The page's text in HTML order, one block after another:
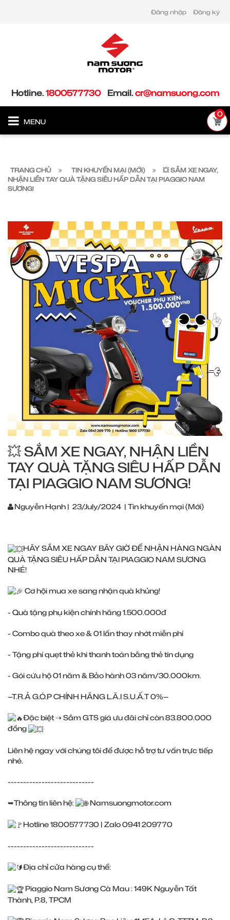
Đăng nhập Đăng ký
Hotline.1800577730 Email.cr@namsuong.com
MENU
0
TRANG CHỦ TIN KHUYẾN MẠI (MỚI)
💥 SẮM XE NGAY,
NHẬN LIỀN TAY QUÀ TẶNG SIÊU HẤP DẪN TẠI PIAGGIO NAM
SƯƠNG!
💥 SẮM XE NGAY, NHẬN LIỀN
TAY QUÀ TẶNG SIÊU HẤP DẪN
TẠI PIAGGIO NAM SƯƠNG!
Nguyễn Hạnh | 23/July/2024 | Tin khuyến mại (Mới)
HÃY SẮM XE NGAY BÂY GIỜ ĐỂ NHẬN HÀNG NGÀN
QUÀ TẶNG SIÊU HẤP DẪN TẠI PIAGGIO NAM SƯƠNG
NHÉ!
Cơ hội mua xe sang nhận quà khủng!
- Quà tặng phụ kiện chính hãng 1.500.000đ
- Combo quà theo xe & 01 lần thay nhớt miễn phí
- Tặng phí quẹt thẻ khi thanh toán bằng thẻ tín dụng
- Gói cứu hộ 01 năm & Bảo hành 03 năm/30.000km.
—T.R.Ả G.Ó.P CHÍNH HÃNG L.Ã.I S.U.Ấ.T 0%—
Đặc biệt ⇢ Sắm GTS giá ưu đãi chỉ còn 83.800.000
đồng
Liên hệ ngay với chúng tôi để được hỗ trợ tư vấn trực tiếp
nhé.
----------------------------
➥Thông tin liên hệ: Namsuongmotor.com
Hotline 1800577730 | Zalo 0941 209770
----------------------------
Địa chỉ cửa hàng cụ thể:
Piaggio Nam Sương Cà Mau : 149K Nguyễn Tất
Thành, P.8, TPCM